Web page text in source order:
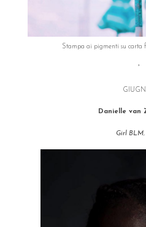
Stampa ai pigmenti su carta
°
Danielle van
Girl BLM,